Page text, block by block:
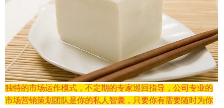
独特的市场运作模式，不定期的专家巡回指导，公司专业的
市场营销策划团队是你的私人智囊，只要你有需要随时为你